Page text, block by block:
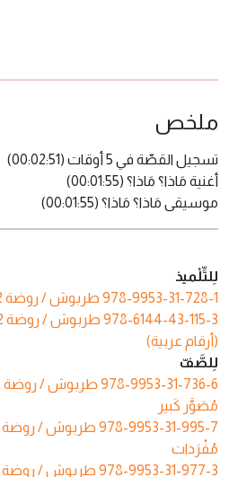
ملخص
تسجيل القصّة في 5 أوقات (00:02:51)
أغنية مَاذا؟ مَاذا؟ (00:01:55)
موسيقى مَاذا؟ مَاذا؟ (00:01:55)
لِلتِّلْميذ
978-9953-31-728-1 طربوش / روضة 2 – مَنْ‭ ‬سَرَقَ‭ ‬الْبَيْض‭‬؟ – مَلَفّ
978-6144-43-115-3
(أرقام عربية)
لِلصَّفّ
978-9953-31-736-6
مُصَوَّر كَبير
978-9953-31-995-7
مُفْرَدات
978-9953-31-977-3